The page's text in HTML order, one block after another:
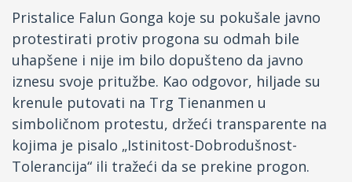
Pristalice Falun Gonga koje su pokušale javno
protestirati protiv progona su odmah bile
uhapšene i nije im bilo dopušteno da javno
iznesu svoje pritužbe. Kao odgovor, hiljade su
krenule putovati na Trg Tienanmen u
simboličnom protestu, držeći transparente na
kojima je pisalo „Istinitost-Dobrodušnost-
Tolerancija“ ili tražeći da se prekine progon.